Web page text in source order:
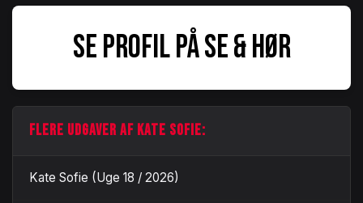
SE PROFIL PÅ SE & HØR
FLERE UDGAVER AF KATE SOFIE:
Kate Sofie (Uge 18 / 2026)